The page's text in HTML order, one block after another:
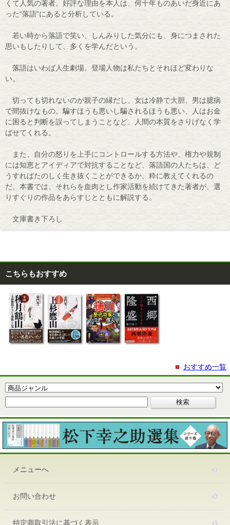
くて人気の著者。好評な理由を本人は、何十年ものあいだ身近にあ
った“落語”にあると分析している。
若い時から落語で笑い、しんみりした気分にも、身につまされた
思いもしたりして、多くを学んだという。
落語はいわば人生劇場。登場人物は私たちとそれほど変わりな
い。
切っても切れないのが親子の縁だし、女は冷静で大胆、男は臆病
で間抜けなもの。騙すほうも悪いし騙されるほうも悪い、人はお金
に困ると判断を誤ってしまうことなど、人間の本質をさりげなく学
ばせてくれる。
また、自分の怒りを上手にコントロールする方法や、権力や規制
には知恵とアイディアで対抗することなど、落語国の人たちは、ど
うすればたのしく生き抜くことができるか、粋に教えてくれるの
だ。本書では、それらを血肉とし作家活動を続けてきた著者が、選
りすぐりの作品をあらすじとともに解説する。
文庫書き下ろし
こちらもおすすめ
おすすめ一覧
メニューへ
お問い合わせ
特定商取引法に基づく表示